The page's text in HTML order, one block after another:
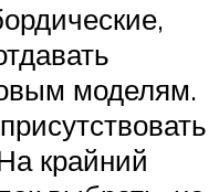
моделям.
крайний